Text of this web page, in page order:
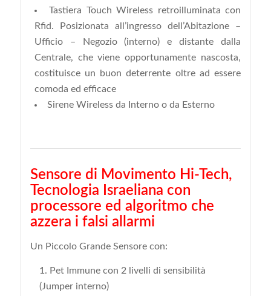
Tastiera Touch Wireless retroilluminata con
Rfid. Posizionata all’ingresso dell’Abitazione –
Ufficio – Negozio (interno) e distante dalla
Centrale, che viene opportunamente nascosta,
costituisce un buon deterrente oltre ad essere
comoda ed efficace
Sirene Wireless da Interno o da Esterno
Sensore di Movimento Hi-Tech,
Tecnologia Israeliana con
processore ed algoritmo che
azzera i falsi allarmi
Un Piccolo Grande Sensore con:
Pet Immune con 2 livelli di sensibilità
(Jumper interno)